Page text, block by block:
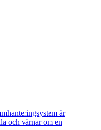
är
och värnar om en